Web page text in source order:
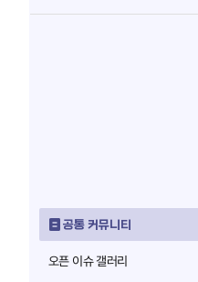
공통 커뮤니티
오픈 이슈 갤러리